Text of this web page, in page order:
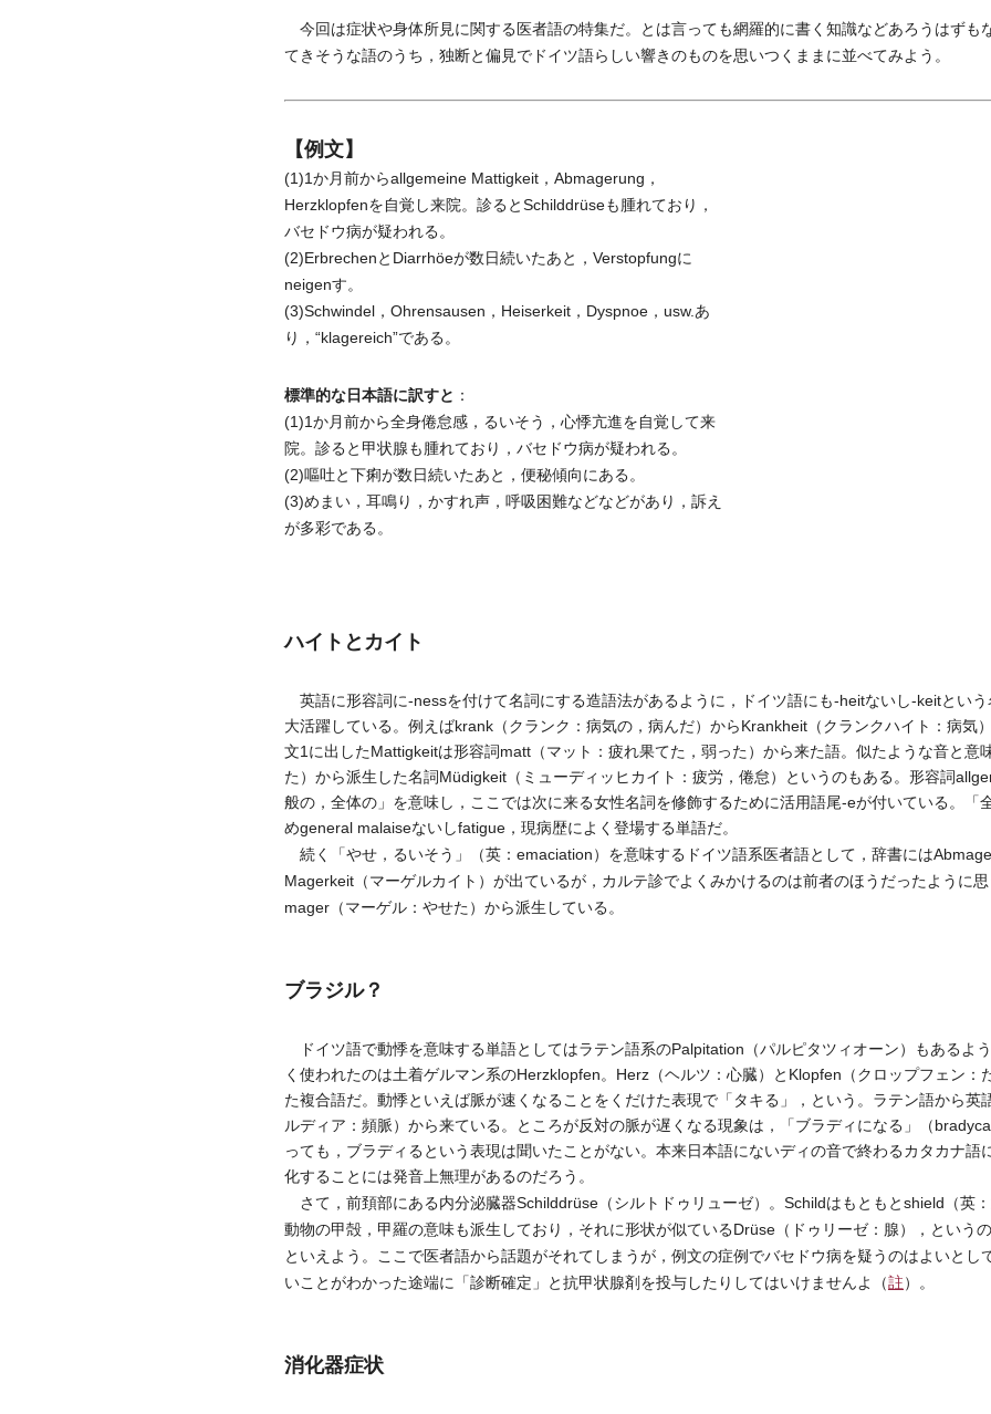
今回は症状や身体所見に関する医者語の特集だ。とは言っても網羅的に書く知識などあろうはずも
てきそうな語のうち，独断と偏見でドイツ語らしい響きのものを思いつくままに並べてみよう。
【例文】
(1)1か月前からallgemeine Mattigkeit，Abmagerung，
Herzklopfenを自覚し来院。診るとSchilddrüseも腫れており，
バセドウ病が疑われる。
(2)ErbrechenとDiarrhöeが数日続いたあと，Verstopfungに
neigenす。
(3)Schwindel，Ohrensausen，Heiserkeit，Dyspnoe，usw.あ
り，“klagereich”である。
標準的な日本語に訳すと ：
(1)1か月前から全身倦怠感，るいそう，心悸亢進を自覚して来
院。診ると甲状腺も腫れており，バセドウ病が疑われる。
(2)嘔吐と下痢が数日続いたあと，便秘傾向にある。
(3)めまい，耳鳴り，かすれ声，呼吸困難などなどがあり，訴え
が多彩である。
ハイトとカイト
英語に形容詞に-nessを付けて名詞にする造語法があるように，ドイツ語にも-heitないし-keitとい
大活躍している。例えばkrank（クランク：病気の，病んだ）からKrankheit（クランクハイト：病気
文1に出したMattigkeitは形容詞matt（マット：疲れ果てた，弱った）から来た語。似たような音と意
た）から派生した名詞Müdigkeit（ミューディッヒカイト：疲労，倦怠）というのもある。形容詞
般の，全体の」を意味し，ここでは次に来る女性名詞を修飾するために活用語尾-eが付いている。「
めgeneral malaiseないしfatigue，現病歴によく登場する単語だ。
続く「やせ，るいそう」（英：emaciation）を意味するドイツ語系医者語として，辞書には
Magerkeit（マーゲルカイト）が出ているが，カルテ診でよくみかけるのは前者のほうだったように
mager（マーゲル：やせた）から派生している。
ブラジル？
ドイツ語で動悸を意味する単語としてはラテン語系のPalpitation（パルピタツィオーン）もあるよ
く使われたのは土着ゲルマン系のHerzklopfen。Herz（ヘルツ：心臓）とKlopfen（クロップフェン：
た複合語だ。動悸といえば脈が速くなることをくだけた表現で「タキる」，という。ラテン語から英
ルディア：頻脈）から来ている。ところが反対の脈が遅くなる現象は，「ブラディになる」（
っても，ブラディるという表現は聞いたことがない。本来日本語にないディの音で終わるカタカナ語
化することには発音上無理があるのだろう。
さて，前頚部にある内分泌臓器Schilddrüse（シルトドゥリューゼ）。Schildはもともとshield（英
動物の甲殻，甲羅の意味も派生しており，それに形状が似ているDrüse（ドゥリーゼ：腺），という
といえよう。ここで医者語から話題がそれてしまうが，例文の症例でバセドウ病を疑うのはよいとし
いことがわかった途端に「診断確定」と抗甲状腺剤を投与したりしてはいけませんよ（註）。
消化器症状